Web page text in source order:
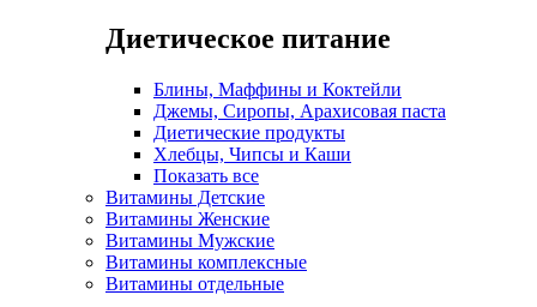
Диетическое питание
Блины, Маффины и Коктейли
Джемы, Сиропы, Арахисовая паста
Диетические продукты
Хлебцы, Чипсы и Каши
Показать все
Витамины Детские
Витамины Женские
Витамины Мужские
Витамины комплексные
Витамины отдельные